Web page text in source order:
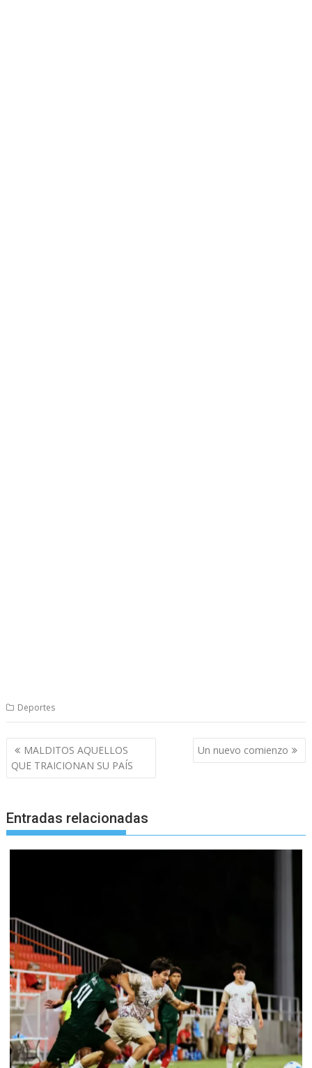
Deportes
Navegación
de
entradas
MALDITOS AQUELLOS
QUE TRAICIONAN SU PAÍS
Un nuevo comienzo
Entradas relacionadas